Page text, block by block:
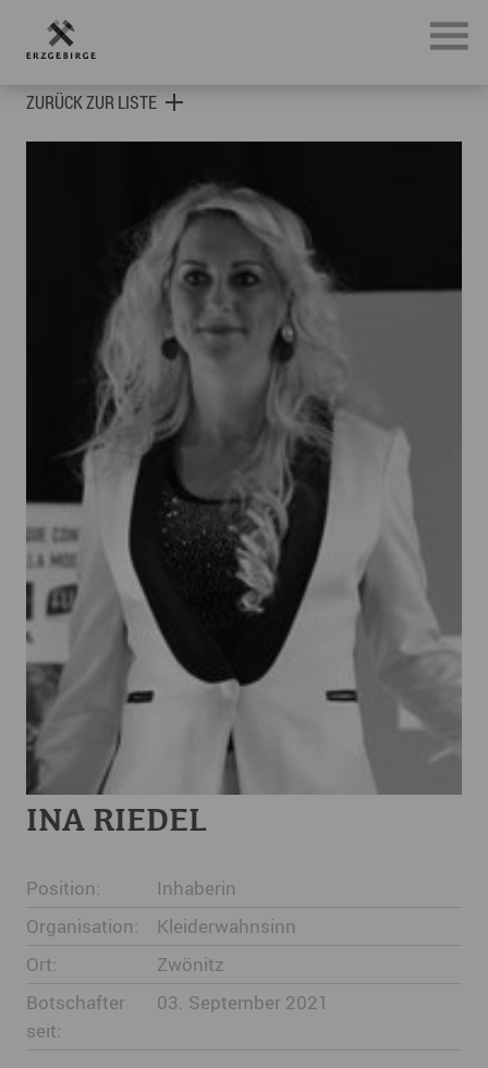
Botschafter des Erzgebirges
ZURÜCK ZUR LISTE
INA RIEDEL
Position:
Inhaberin
Organisation:
Kleiderwahnsinn
Ort:
Zwönitz
Botschafter
seit:
03. September 2021